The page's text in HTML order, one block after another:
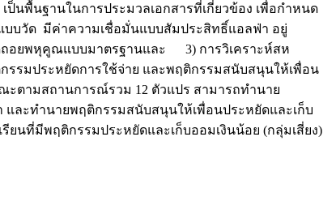
นพื้นฐานในการประมวลเอกสารที่เกี่ยวข้อง เพื่อกำหนด
บบวัด มีค่าความเชื่อมั่นแบบสัมประสิทธิ์แอลฟ่า อยู่
ดถอยพหุคูณแบบมาตรฐานและ 3) การวิเคราะห์สห
รรมประหยัดการใช้จ่าย และพฤติกรรมสนับสนุนให้เพื่อน
ตามสถานการณ์รวม 12 ตัวแปร สามารถทำนาย
และทำนายพฤติกรรมสนับสนุนให้เพื่อนประหยัดและเก็บ
ยนที่มีพฤติกรรมประหยัดและเก็บออมเงินน้อย (กลุ่มเสี่ยง)